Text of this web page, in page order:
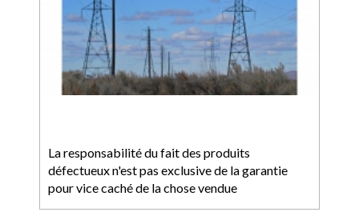
La responsabilité du fait des produits
défectueux n'est pas exclusive de la garantie
pour vice caché de la chose vendue